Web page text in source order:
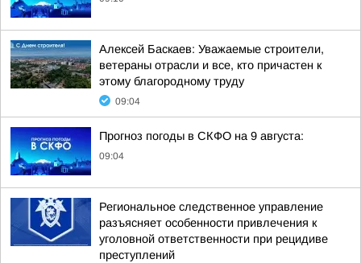
Алексей Баскаев: Уважаемые строители,
ветераны отрасли и все, кто причастен к
этому благородному труду
09:04
Прогноз погоды в СКФО на 9 августа:
09:04
Региональное следственное управление
разъясняет особенности привлечения к
уголовной ответственности при рецидиве
преступлений